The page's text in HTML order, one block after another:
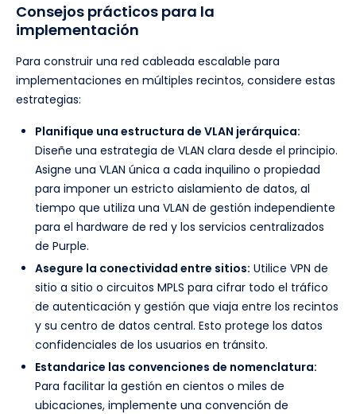
Consejos prácticos para la
implementación
Para construir una red cableada escalable para
implementaciones en múltiples recintos, considere estas
estrategias:
Planifique una estructura de VLAN jerárquica:
Diseñe una estrategia de VLAN clara desde el principio.
Asigne una VLAN única a cada inquilino o propiedad
para imponer un estricto aislamiento de datos, al
tiempo que utiliza una VLAN de gestión independiente
para el hardware de red y los servicios centralizados
de Purple.
Asegure la conectividad entre sitios: Utilice VPN de
sitio a sitio o circuitos MPLS para cifrar todo el tráfico
de autenticación y gestión que viaja entre los recintos
y su centro de datos central. Esto protege los datos
confidenciales de los usuarios en tránsito.
Estandarice las convenciones de nomenclatura:
Para facilitar la gestión en cientos o miles de
ubicaciones, implemente una convención de